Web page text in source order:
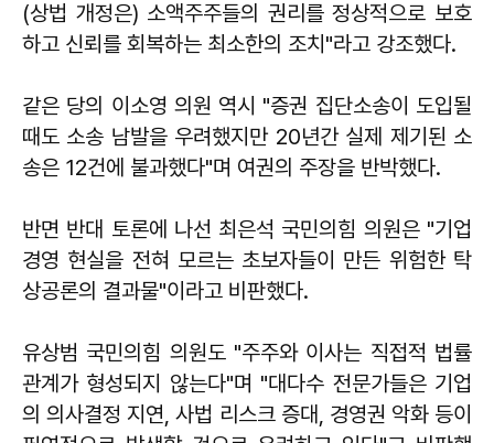
(상법 개정은) 소액주주들의 권리를 정상적으로 보호
하고 신뢰를 회복하는 최소한의 조치"라고 강조했다.
같은 당의 이소영 의원 역시 "증권 집단소송이 도입될
때도 소송 남발을 우려했지만 20년간 실제 제기된 소
송은 12건에 불과했다"며 여권의 주장을 반박했다.
반면 반대 토론에 나선 최은석 국민의힘 의원은 "기업
경영 현실을 전혀 모르는 초보자들이 만든 위험한 탁
상공론의 결과물"이라고 비판했다.
유상범 국민의힘 의원도 "주주와 이사는 직접적 법률
관계가 형성되지 않는다"며 "대다수 전문가들은 기업
의 의사결정 지연, 사법 리스크 증대, 경영권 악화 등이